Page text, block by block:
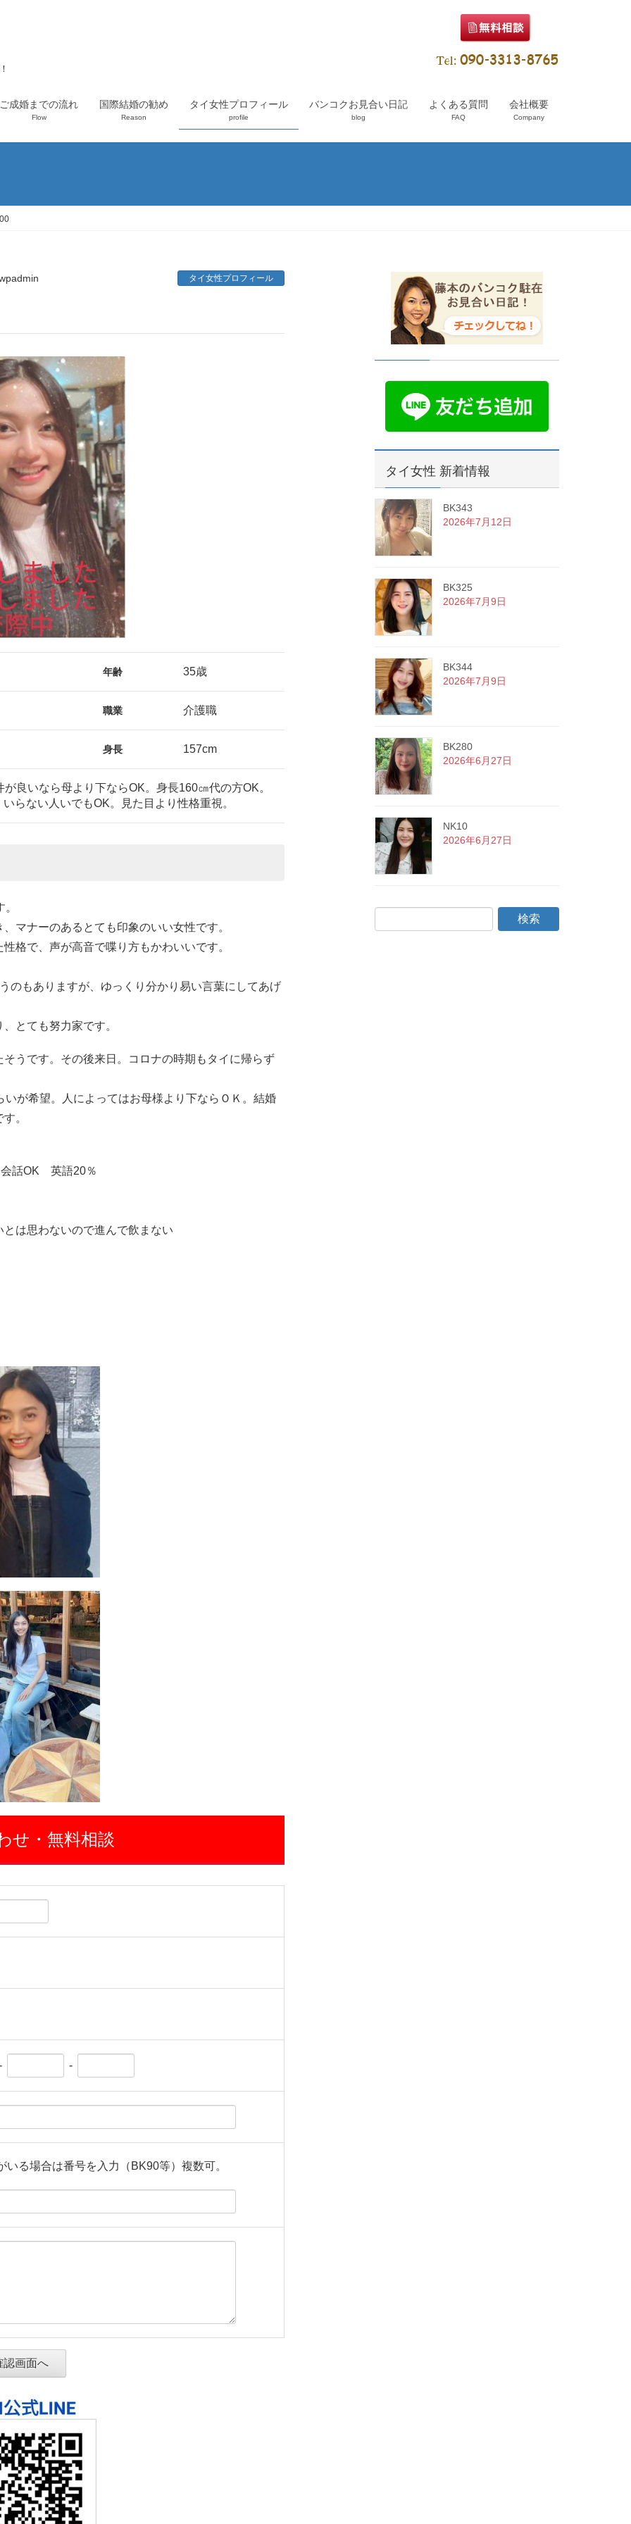
ご成婚までの流れ
Flow
国際結婚の勧め
Reason
タイ女性プロフィール
profile
バンコクお見合い日記
blog
よくある質問
FAQ
会社概要
Company
タイ女性プロフィール
年齢 35歳
職業 介護職
身長 157cm
良いなら母より下ならOK。身長160㎝代の方OK。
らない人いでもOK。見た目より性格重視。
マナーのあるとても印象のいい女性です。
格で、声が高音で喋り方もかわいいです。
のもありますが、ゆっくり分かり易い言葉にしてあげ
とても努力家です。
うです。その後来日。コロナの時期もタイに帰らず
が希望。人によってはお母様より下ならＯＫ。結婚
。
話OK 英語20％
は思わないので進んで飲まない
せ・無料相談
-
いる場合は番号を入力（BK90等）複数可。
タイ女性 新着情報
BK343
2026年7月12日
BK325
2026年7月9日
BK344
2026年7月9日
BK280
2026年6月27日
NK10
2026年6月27日